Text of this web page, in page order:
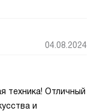
04.08.2024
техника! Отличный
и